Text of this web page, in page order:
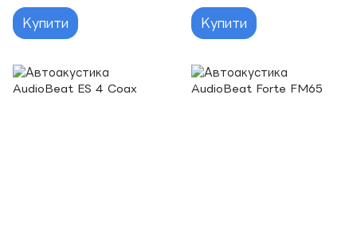
Купити Купити